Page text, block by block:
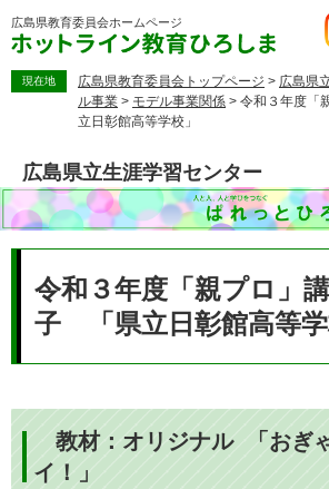
ー
す。
広島県教育委員会ホームページ
現在地 広島県教育委員会トップページ > 広島県
ル事業 > モデル事業関係 > 令和３年度「
立日彰館高等学校」
広島県立生涯学習センター
令和３年度「親プロ」
子 「県立日彰館高等学
教材：オリジナル 「おぎ
イ！」